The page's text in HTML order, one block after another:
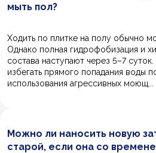
мыть пол?
Ходить по плитке на полу обычно
Однако полная гидрофобизация и
состава наступают через 5–7
избегать прямого попадания воды
использования агрессивных моющ...
Можно ли наносить новую
старой, если она со